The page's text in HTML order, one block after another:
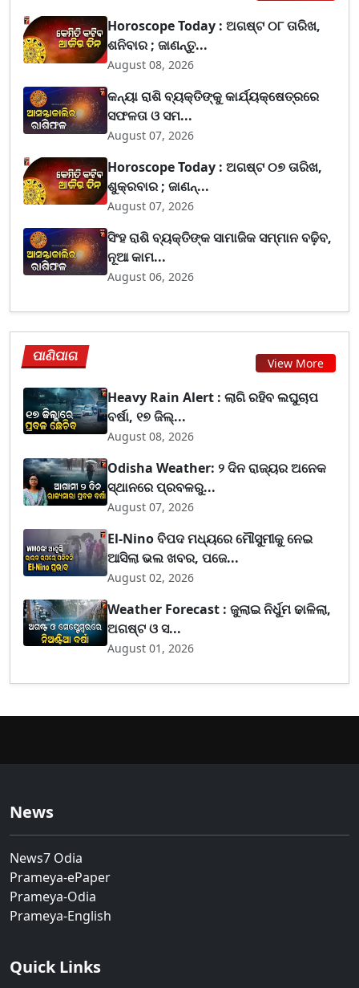
Horoscope Today : ଅଗଷ୍ଟ ୦୮ ତାରିଖ,
ଶନିବାର ; ଜାଣନ୍ତୁ...
August 08, 2026
କନ୍ୟା ରାଶି ବ୍ୟକ୍ତିଙ୍କୁ କାର୍ଯ୍ୟକ୍ଷେତ୍ରରେ
ସଫଳତା ଓ ସମ...
August 07, 2026
Horoscope Today : ଅଗଷ୍ଟ ୦୭ ତାରିଖ,
ଶୁକ୍ରବାର ; ଜାଣନ୍...
August 07, 2026
ସିଂହ ରାଶି ବ୍ୟକ୍ତିଙ୍କ ସାମାଜିକ ସମ୍ମାନ ବଢ଼ିବ,
ନୂଆ କାମ...
August 06, 2026
ପାଣିପାଗ View More
Heavy Rain Alert : ଲାଗି ରହିବ ଲଘୁଚାପ
ବର୍ଷା, ୧୭ ଜିଲ୍...
August 08, 2026
Odisha Weather: ୨ ଦିନ ରାଜ୍ୟର ଅନେକ
ସ୍ଥାନରେ ପ୍ରବଳରୁ...
August 07, 2026
El-Nino ବିପଦ ମଧ୍ୟରେ ମୌସୁମୀକୁ ନେଇ
ଆସିଲା ଭଲ ଖବର, ପଜେ...
August 02, 2026
Weather Forecast : ଜୁଲାଇ ନିର୍ଧୁମ ଢାଳିଲା,
ଅଗଷ୍ଟ ଓ ସ...
August 01, 2026
News
News7 Odia
Prameya-ePaper
Prameya-Odia
Prameya-English
Quick Links